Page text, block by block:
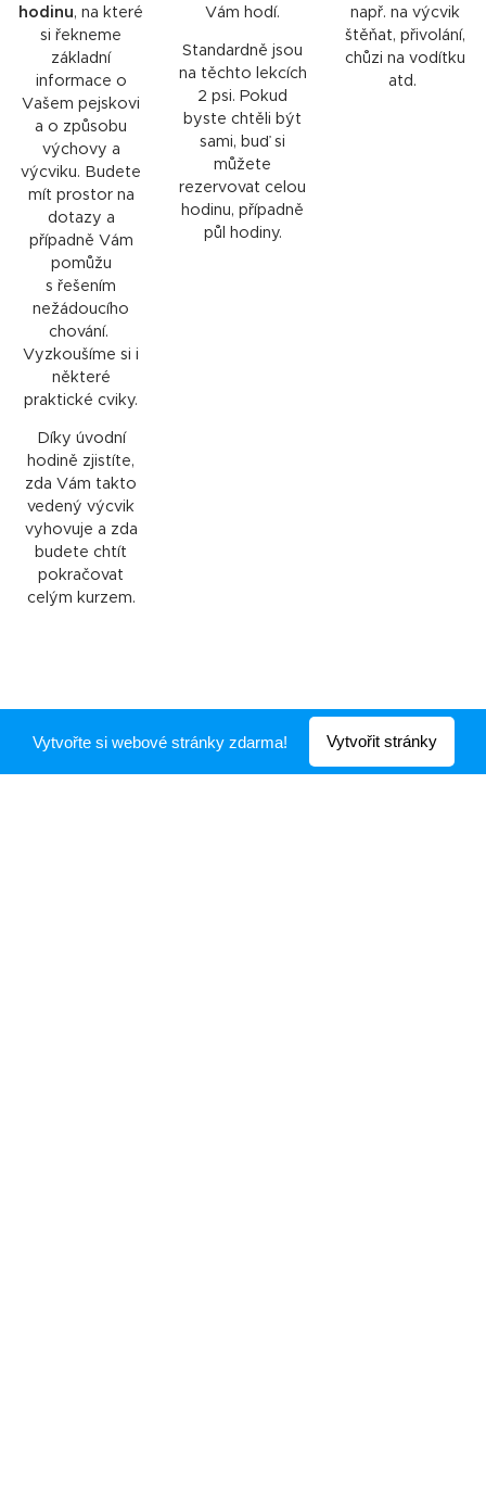
hodinu, na které
si řekneme
základní
informace o
Vašem pejskovi
a o způsobu
výchovy a
výcviku. Budete
mít prostor na
dotazy a
případně Vám
pomůžu
s řešením
nežádoucího
chování.
Vyzkoušíme si i
některé
praktické cviky.
Díky úvodní
hodině zjistíte,
zda Vám takto
vedený výcvik
vyhovuje a zda
budete chtít
pokračovat
celým kurzem.
Vám hodí.
Standardně jsou
na těchto lekcích
2 psi. Pokud
byste chtěli být
sami, buď si
můžete
rezervovat celou
hodinu, případně
půl hodiny.
např. na výcvik
štěňat, přivolání,
chůzi na vodítku
atd.
Ceník
Vytvořte si webové stránky zdarma! Vytvořit stránky